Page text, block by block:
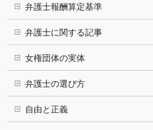
弁護士報酬算定基準
弁護士に関する記事
女権団体の実体
弁護士の選び方
自由と正義